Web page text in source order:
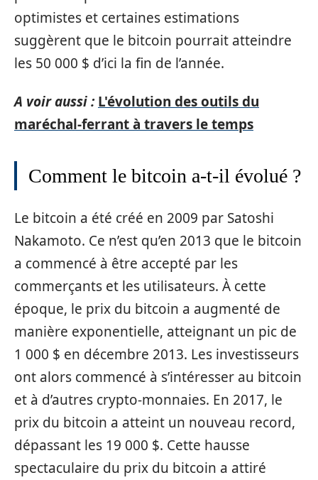
optimistes et certaines estimations
suggèrent que le bitcoin pourrait atteindre
les 50 000 $ d’ici la fin de l’année.
A voir aussi : L'évolution des outils du
maréchal-ferrant à travers le temps
Comment le bitcoin a-t-il évolué ?
Le bitcoin a été créé en 2009 par Satoshi
Nakamoto. Ce n’est qu’en 2013 que le bitcoin
a commencé à être accepté par les
commerçants et les utilisateurs. À cette
époque, le prix du bitcoin a augmenté de
manière exponentielle, atteignant un pic de
1 000 $ en décembre 2013. Les investisseurs
ont alors commencé à s’intéresser au bitcoin
et à d’autres crypto-monnaies. En 2017, le
prix du bitcoin a atteint un nouveau record,
dépassant les 19 000 $. Cette hausse
spectaculaire du prix du bitcoin a attiré